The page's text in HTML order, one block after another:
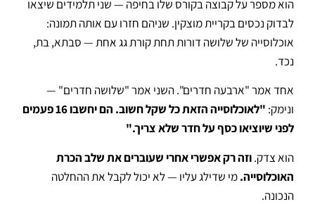
הוא מספר על קבוצה בקורס שלו בחיפה — שני תלמידים שיצאו
לבדוק נכסים בקריית מוצקין. שניהם חזרו עם אותה תמונה:
אוכלוסייה של שלושה דורות תחת קורת גג אחת — סבתא, בת,
נכד.
אחד אמר "ארבעה חדרים". השני אמר "שלושה חדרים" —
ונימק:
"לאוכלוסייה הזאת כל שקל חשוב. הם יחשבו 16 פעמים
לפני שיוציאו כסף על חדר שלא צריך."
הוא צדק.וזה רק אפשרי אחרי שעוברים את שלב הכרת
האוכלוסייה.מי שדילג עליו — לא יכול לקבל את ההחלטה
הנכונה.